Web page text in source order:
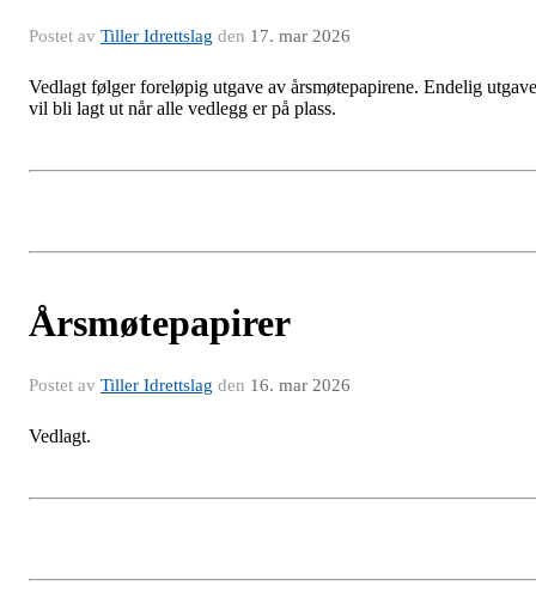
Postet av Tiller Idrettslag den 17. mar 2026
Vedlagt følger foreløpig utgave av årsmøtepapirene. Endelig utgave
vil bli lagt ut når alle vedlegg er på plass.
Årsmøtepapirer
Postet av Tiller Idrettslag den 16. mar 2026
Vedlagt.